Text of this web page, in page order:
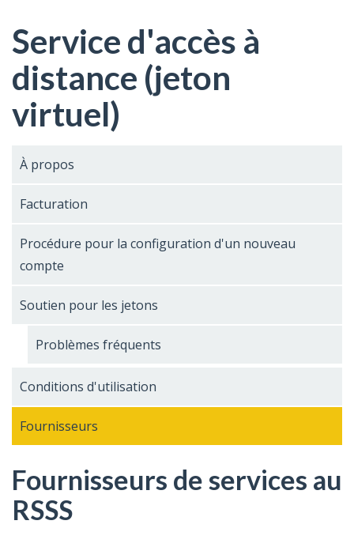
de
la
santé
Service d'accès à
distance (jeton
virtuel)
À propos
Facturation
Procédure pour la configuration d'un nouveau
compte
Soutien pour les jetons
Problèmes fréquents
Conditions d'utilisation
Fournisseurs
Fournisseurs de services au
RSSS